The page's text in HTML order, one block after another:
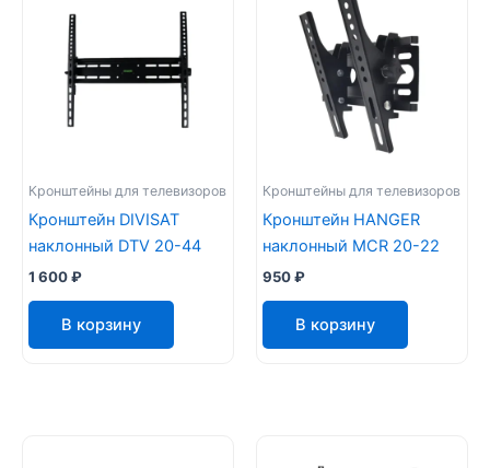
Кронштейны для телевизоров
Кронштейн DIVISAT
наклонный DTV 20-44
1 600₽
В корзину
Кронштейны для телевизоров
Кронштейн HANGER
наклонный MCR 20-22
950₽
В корзину